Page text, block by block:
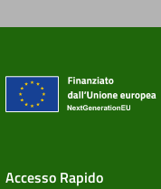
Accesso Rapido